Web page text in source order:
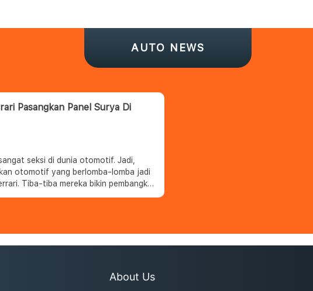
AUTO NEWS
Pasangkan Panel Surya Di
seksi di dunia otomotif. Jadi,
otomotif yang berlomba-lomba jadi
Tiba-tiba mereka bikin pembangkit
About Us